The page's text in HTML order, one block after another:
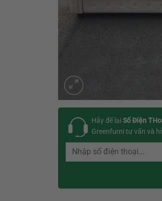
Hãy để lạiSố Điện
Greenfurni tư vấn và